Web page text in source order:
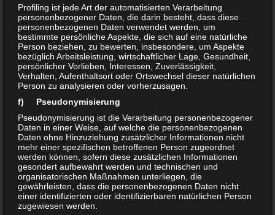
KATEGORIEN
Action & Abenteuer
Brettspiele
Erlebnisse
Erlebnisse der Stars
Erlebnistipps
Expertentipps
Profiling ist jede Art der automatisierten Verarbeitung
personenbezogener Daten, die darin besteht, dass diese
personenbezogenen Daten verwendet werden, um
bestimmte persönliche Aspekte, die sich auf eine natürliche
Person beziehen, zu bewerten, insbesondere, um Aspekte
bezüglich Arbeitsleistung, wirtschaftlicher Lage, Gesundheit,
persönlicher Vorlieben, Interessen, Zuverlässigkeit,
Verhalten, Aufenthaltsort oder Ortswechsel dieser natürlichen
Person zu analysieren oder vorherzusagen.
f) Pseudonymisierung
Pseudonymisierung ist die Verarbeitung personenbezogener
Daten in einer Weise, auf welche die personenbezogenen
Daten ohne Hinzuziehung zusätzlicher Informationen nicht
mehr einer spezifischen betroffenen Person zugeordnet
werden können, sofern diese zusätzlichen Informationen
gesondert aufbewahrt werden und technischen und
organisatorischen Maßnahmen unterliegen, die
gewährleisten, dass die personenbezogenen Daten nicht
einer identifizierten oder identifizierbaren natürlichen Person
zugewiesen werden.